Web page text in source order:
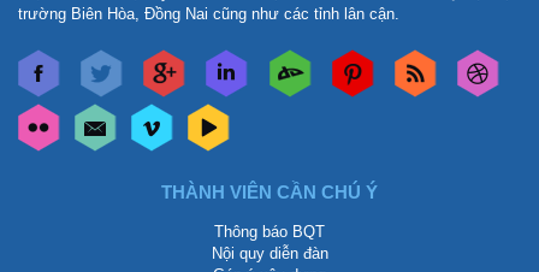
trường Biên Hòa, Đồng Nai cũng như các tỉnh lân cận.
THÀNH VIÊN CẦN CHÚ Ý
Thông báo BQT
Nội quy diễn đàn